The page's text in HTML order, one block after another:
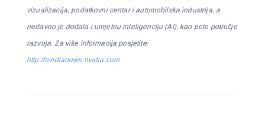
vizualizacija, podatkovni centar i automobilska industrija, a
nedavno je dodala i umjetnu inteligenciju (AI), kao peto potručje
razvoja. Za više informacija posjetite:
http://nvidianews.nvidia.com